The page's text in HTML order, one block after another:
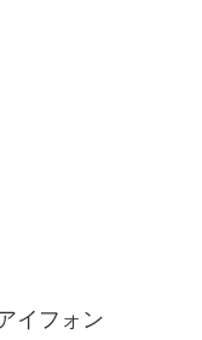
イフォン